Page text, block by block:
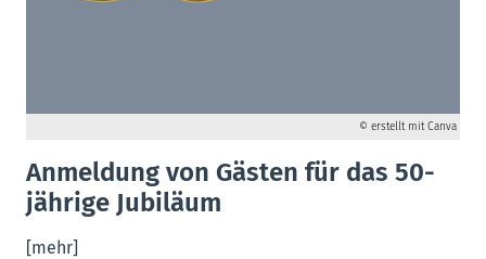
© erstellt mit Canva
Anmeldung von Gästen für das 50-
jährige Jubiläum
[mehr]